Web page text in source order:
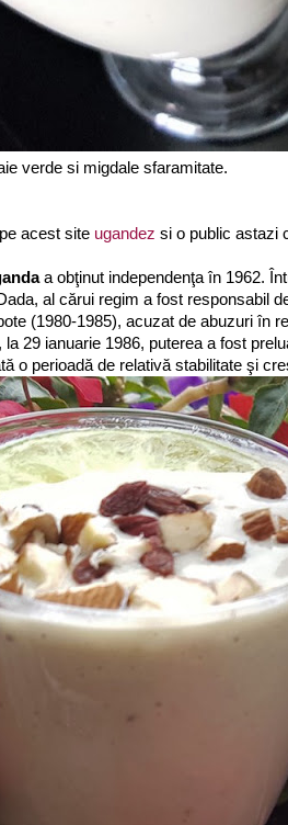
verde si migdale sfaramitate.
acest site ugandez si o public astazi
a obţinut independenţa în 1962.
al cărui regim a fost responsabil
(1980-1985), acuzat de abuzuri în
29 ianuarie 1986, puterea a fost
o perioadă de relativă stabilitate şi